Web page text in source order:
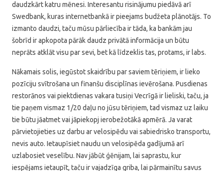
daudzkārt katru mēnesi. Interesantu risinājumu piedāvā arī
Swedbank, kuras internetbankā ir pieejams budžeta plānotājs. To
izmanto daudzi, taču mūsu pārliecība ir tāda, ka bankām jau
šobrīd ir apkopota pārāk daudz privātā informācija un būtu
neprāts atklāt visu par sevi, bet kā līdzeklis tas, protams, ir labs.
Nākamais solis, iegūstot skaidrību par saviem tēriņiem, ir lieko
pozīciju svītrošana un finanšu disciplīnas ievērošana. Pusdienas
restorānos vai piektdienas vakara tusiņi Vecrīgā ir lieliski, taču, ja
tie paņem vismaz 1/20 daļu no jūsu tēriņiem, tad vismaz uz laiku
tie būtu jāatmet vai jāpiekopj ierobežotākā apmērā. Ja varat
pārvietojieties uz darbu ar velosipēdu vai sabiedrisko transportu,
nevis auto. Ietaupīsiet naudu un velosipēda gadījumā arī
uzlabosiet veselību. Nav jābūt ģēnijam, lai saprastu, kur
iespējams ietaupīt, taču ir vajadzīga griba, lai pārmainītu savus